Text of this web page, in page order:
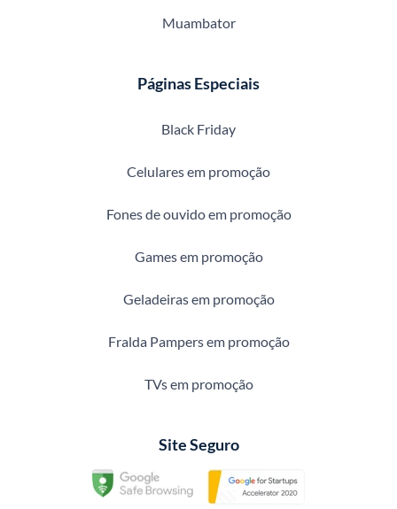
Muambator
Páginas Especiais
Black Friday
Celulares em promoção
Fones de ouvido em promoção
Games em promoção
Geladeiras em promoção
Fralda Pampers em promoção
TVs em promoção
Site Seguro